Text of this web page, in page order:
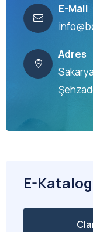
E-Mail
Adres
E-Katalog